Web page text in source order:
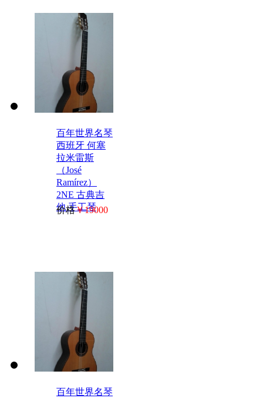
百年世界名琴
西班牙 何塞
拉米雷斯
（José
Ramírez）
2NE 古典吉
他 手工琴
价格￥19000
百年世界名琴